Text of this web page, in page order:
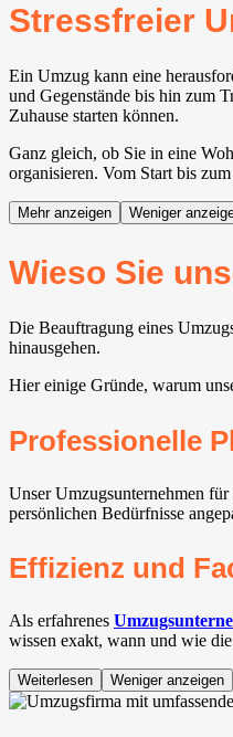
Stressfreier
Ein Umzug kann eine
und Gegenstände bis hin zum
Zuhause starten können.
Ganz gleich, ob Sie in eine
organisieren. Vom Start bis
Mehr anzeigen Weniger
Wieso Sie
Die Beauftragung eines
hinausgehen.
Hier einige Gründe, warum
Professionelle
Unser Umzugsunternehmen
persönlichen Bedürfnisse
Effizienz und
Als erfahrenes
wissen exakt, wann und wie
Weiterlesen Weniger anzeigen